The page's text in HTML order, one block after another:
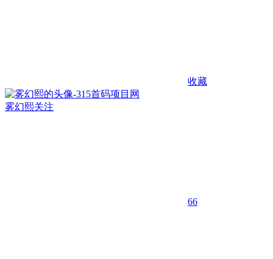
收藏
雾幻熙关注
66